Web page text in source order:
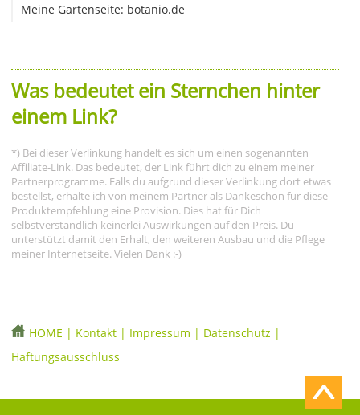
Meine Gartenseite: botanio.de
Was bedeutet ein Sternchen hinter
einem Link?
*) Bei dieser Verlinkung handelt es sich um einen sogenannten
Affiliate-Link. Das bedeutet, der Link führt dich zu einem meiner
Partnerprogramme. Falls du aufgrund dieser Verlinkung dort etwas
bestellst, erhalte ich von meinem Partner als Dankeschön für diese
Produktempfehlung eine Provision. Dies hat für Dich
selbstverständlich keinerlei Auswirkungen auf den Preis. Du
unterstützt damit den Erhalt, den weiteren Ausbau und die Pflege
meiner Internetseite. Vielen Dank :-)
HOME | Kontakt | Impressum | Datenschutz |
Haftungsausschluss